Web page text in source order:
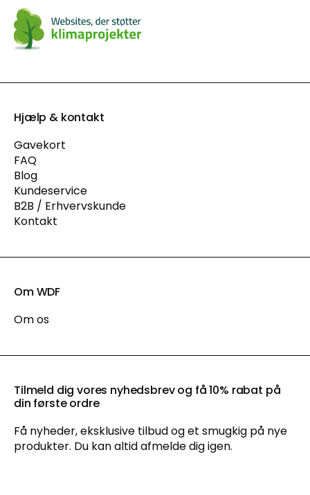
Hjælp & kontakt
Gavekort
FAQ
Blog
Kundeservice
B2B / Erhvervskunde
Kontakt
Om WDF
Om os
Tilmeld dig vores nyhedsbrev og få 10% rabat på
din første ordre
Få nyheder, eksklusive tilbud og et smugkig på nye
produkter. Du kan altid afmelde dig igen.